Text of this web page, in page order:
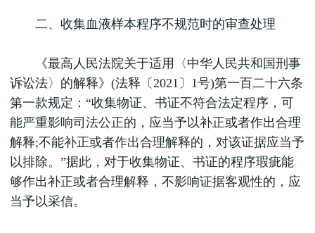
二、收集血液样本程序不规范时的审查处理
《最高人民法院关于适用〈中华人民共和国刑事
诉讼法〉的解释》(法释〔2021〕1号)第一百二十六条
第一款规定：“收集物证、书证不符合法定程序，可
能严重影响司法公正的，应当予以补正或者作出合理
解释;不能补正或者作出合理解释的，对该证据应当予
以排除。”据此，对于收集物证、书证的程序瑕疵能
够作出补正或者合理解释，不影响证据客观性的，应
当予以采信。